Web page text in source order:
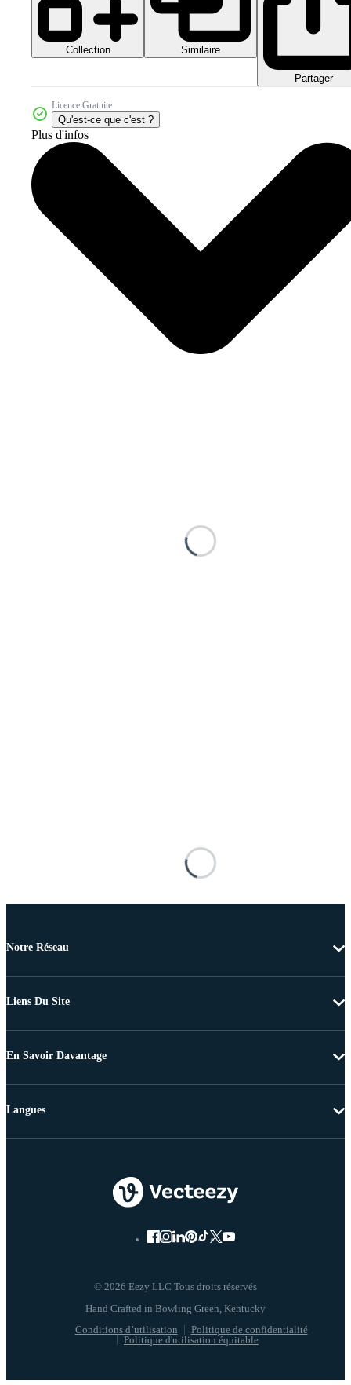
Collection Similaire
Partager
Licence Gratuite
Qu'est-ce que c'est ?
Plus d'infos
Notre Réseau
Liens Du Site
En Savoir Davantage
© 2026 Eezy LLC Tous droits réservés
Conditions d’utilisation
Politique de confidentialité
Politique d'utilisation équitable
Langues